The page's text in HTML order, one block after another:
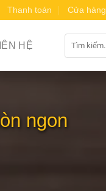
Thanh toán Cửa hàng
HỆ
kiếm:
ngon